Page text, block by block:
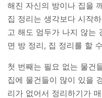
해진 자신의 방이나 집을
집 정리는 생각보다 시작
고 해도 엄두가 나지 않는
면 방 정리, 집 정리를 할
첫 번째는 필요 없는 물건
집에 물건들이 많이 있을
리가 없어서 정리하기가